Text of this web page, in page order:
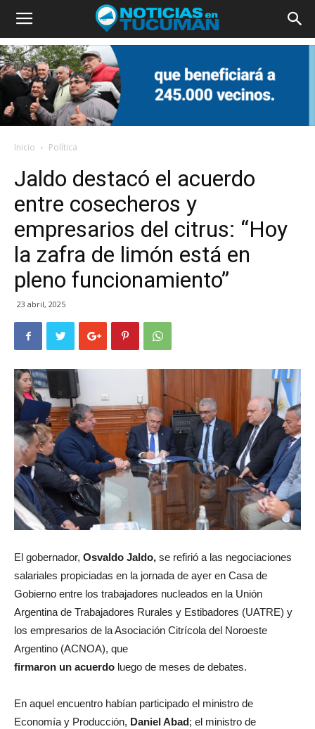
Inicio Política
Jaldo destacó el acuerdo
entre cosecheros y
empresarios del citrus: “Hoy
la zafra de limón está en
pleno funcionamiento”
23 abril, 2025
El gobernador, Osvaldo Jaldo, se refirió a las negociaciones
salariales propiciadas en la jornada de ayer en Casa de
Gobierno entre los trabajadores nucleados en la Unión
Argentina de Trabajadores Rurales y Estibadores (UATRE) y
los empresarios de la Asociación Citrícola del Noroeste
Argentino (ACNOA), que
firmaron un acuerdo luego de meses de debates.
En aquel encuentro habían participado el ministro de
Economía y Producción, Daniel Abad; el ministro de